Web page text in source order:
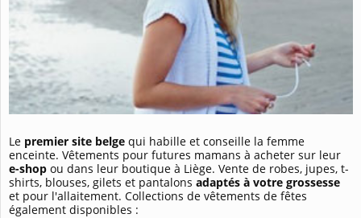
Le premier site belge qui habille et conseille la femme
enceinte. Vêtements pour futures mamans à acheter sur leur
e-shop ou dans leur boutique à Liège. Vente de robes, jupes, t-
shirts, blouses, gilets et pantalons adaptés à votre grossesse
et pour l'allaitement. Collections de vêtements de fêtes
également disponibles :